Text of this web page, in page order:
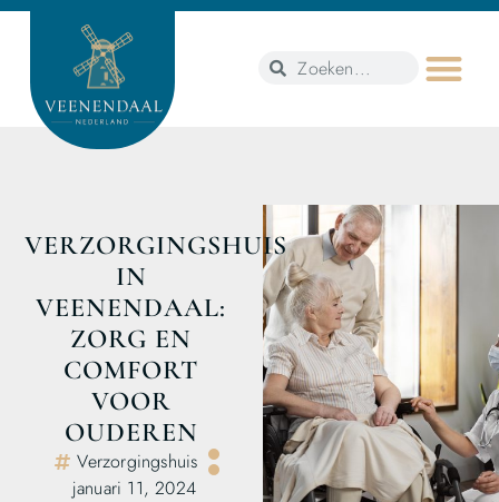
VERZORGINGSHUIS
IN
VEENENDAAL:
ZORG EN
COMFORT
VOOR
OUDEREN
Verzorgingshuis
januari 11, 2024